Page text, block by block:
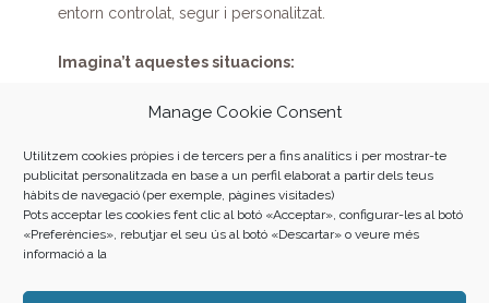
Manage Cookie Consent
Utilitzem cookies pròpies i de tercers per a fins analítics i per mostrar-te
publicitat personalitzada en base a un perfil elaborat a partir dels teus
hàbits de navegació (per exemple, pàgines visitades)
Pots acceptar les cookies fent clic al botó «Acceptar», configurar-les al botó
«Preferències», rebutjar el seu ús al botó «Descartar» o veure més
informació a la
entorn controlat, segur i personalitzat.
Imagina’t aquestes situacions:
Estàs en una entrevista laboral i practiques com
Gestionar conflictes en un equip de treball virtual,
sense el risc de «fallar».
Millorar les teves habilitats de comunicació davant d’un
grup, com si estiguessis en una reunió.